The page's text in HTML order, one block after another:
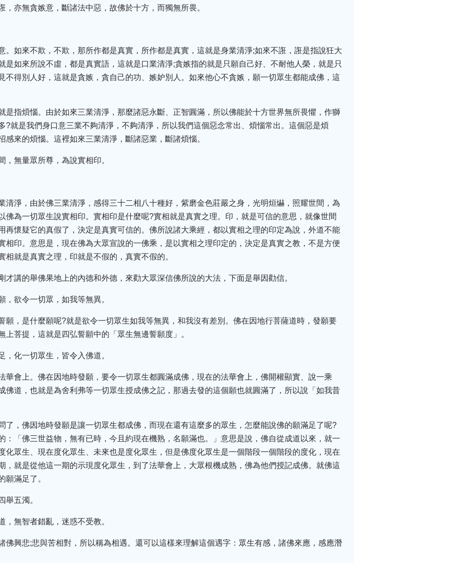
，亦無貪嫉意，斷諸法中惡，故佛於十方，而獨無所畏。
。如來不欺，不欺，那所作都是真實，所作都是真實，這就是身業清淨;如來不誑，誑是指說狂大
是如來所說不虛，都是真實語，這就是口業清淨;貪嫉指的就是只願自己好、不耐他人榮，就是只
不得別人好，這就是貪嫉，貪自己的功、嫉妒別人。如來他心不貪嫉，願一切眾生都能成佛，這
是指煩惱。由於如來三業清淨，那麼諸惡永斷、正智圓滿，所以佛能於十方世界無所畏懼，作獅
?就是我們身口意三業不夠清淨，不夠清淨，所以我們這個惡念常出、煩惱常出。這個惡是煩
感來的煩惱。這裡如來三業清淨，斷諸惡業，斷諸煩惱。
，無量眾所尊，為說實相印。
清淨，由於佛三業清淨，感得三十二相八十種好，紫磨金色莊嚴之身，光明烜爀，照耀世間，為
佛為一切眾生說實相印。實相印是什麼呢?實相就是真實之理。印，就是可信的意思，就像世間
再懷疑它的真假了，決定是真實可信的。佛所說諸大乘經，都以實相之理的印定為說，外道不能
相印。意思是，現在佛為大眾宣說的一佛乘，是以實相之理印定的，決定是真實之教，不是方便
相就是真實之理，印就是不假的，真實不假的。
才講的舉佛果地上的內德和外德，來勸大眾深信佛所說的大法，下面是舉因勸信。
，欲令一切眾，如我等無異。
願，是什麼願呢?就是欲令一切眾生如我等無異，和我沒有差別。佛在因地行菩薩道時，發願要
上菩提，這就是四弘誓願中的「眾生無邊誓願度」。
，化一切眾生，皆令入佛道。
華會上。佛在因地時發願，要令一切眾生都圓滿成佛，現在的法華會上，佛開權顯實、說一乘
佛道，也就是為舍利弗等一切眾生授成佛之記，那過去發的這個願也就圓滿了，所以說「如我昔
了，佛因地時發願是讓一切眾生都成佛，而現在還有這麼多的眾生，怎麼能說佛的願滿足了呢?
：「佛三世益物，無有已時，今且約現在機熟，名願滿也。」意思是說，佛自從成道以來，就一
化眾生、現在度化眾生、未來也是度化眾生，但是佛度化眾生是一個階段一個階段的度化，現在
，就是從他這一期的示現度化眾生，到了法華會上，大眾根機成熟，佛為他們授記成佛。就佛這
願滿足了。
舉五濁。
，無智者錯亂，迷惑不受教。
佛興悲;悲與苦相對，所以稱為相遇。還可以這樣來理解這個遇字：眾生有感，諸佛來應，感應潛